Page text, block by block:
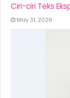
Ciri-ciri Teks
May 31, 2026